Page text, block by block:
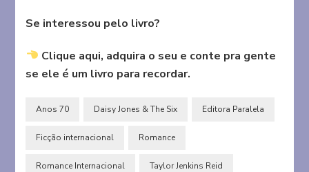
Se interessou pelo livro?
Clique aqui, adquira o seu e conte pra gente
se ele é um livro para recordar.
Anos 70 Daisy Jones & The Six Editora Paralela
Ficção internacional Romance
Romance Internacional Taylor Jenkins Reid